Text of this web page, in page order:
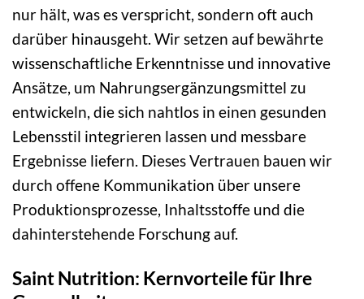
nur hält, was es verspricht, sondern oft auch
darüber hinausgeht. Wir setzen auf bewährte
wissenschaftliche Erkenntnisse und innovative
Ansätze, um Nahrungsergänzungsmittel zu
entwickeln, die sich nahtlos in einen gesunden
Lebensstil integrieren lassen und messbare
Ergebnisse liefern. Dieses Vertrauen bauen wir
durch offene Kommunikation über unsere
Produktionsprozesse, Inhaltsstoffe und die
dahinterstehende Forschung auf.
Saint Nutrition: Kernvorteile für Ihre